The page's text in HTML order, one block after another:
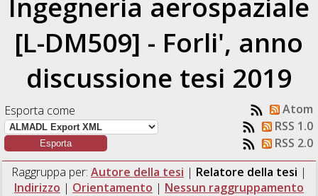
[L-DM509] - Forli', anno
discussione tesi 2019
Esporta come
Atom
RSS 1.0
RSS 2.0
Raggruppa per: Autore della tesi | Relatore della tesi |
Indirizzo | Orientamento | Nessun raggruppamento